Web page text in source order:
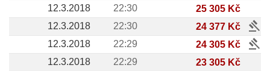
12.3.2018 22:30
25 305 Kč
12.3.2018
22:30 24 377 Kč gavel
12.3.2018 22:29 24 305 Kč gavel
12.3.2018 22:29
23 305 Kč